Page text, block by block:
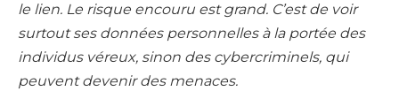
le lien. Le risque encouru est grand. C’est de voir
surtout ses données personnelles à la portée des
individus véreux, sinon des cybercriminels, qui
peuvent devenir des menaces.